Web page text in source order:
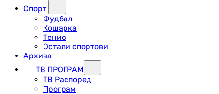
Спорт
Фудбал
Кошарка
Тенис
Остали спортови
Архива
ТВ ПРОГРАМ
ТВ Распоред
Програм